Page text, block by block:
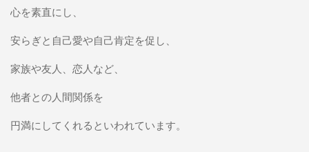
心を素直にし、
安らぎと自己愛や自己肯定を促し、
家族や友人、恋人など、
他者との人間関係を
円満にしてくれるといわれています。